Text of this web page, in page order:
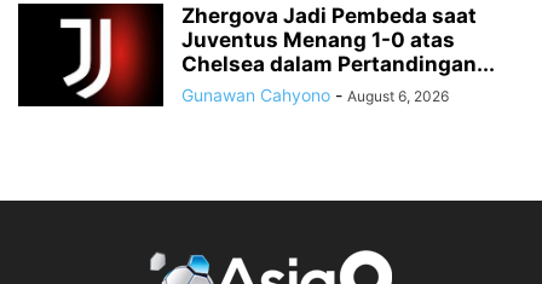
Zhergova Jadi Pembeda saat
Juventus Menang 1-0 atas
Chelsea dalam Pertandingan...
Gunawan Cahyono - August 6, 2026